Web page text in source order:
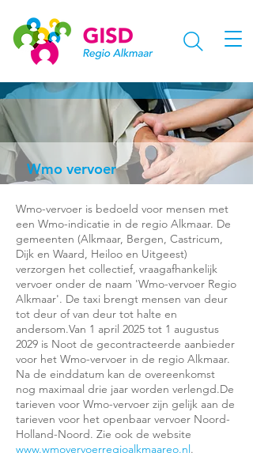
Wmo vervoer
Wmo-vervoer is bedoeld voor mensen met
een Wmo-indicatie in de regio Alkmaar. De
gemeenten (Alkmaar, Bergen, Castricum,
Dijk en Waard, Heiloo en Uitgeest)
verzorgen het collectief, vraagafhankelijk
vervoer onder de naam 'Wmo-vervoer Regio
Alkmaar'. De taxi brengt mensen van deur
tot deur of van deur tot halte en
andersom.Van 1 april 2025 tot 1 augustus
2029 is Noot de gecontracteerde aanbieder
voor het Wmo-vervoer in de regio Alkmaar.
Na de einddatum kan de overeenkomst
nog maximaal drie jaar worden verlengd.De
tarieven voor Wmo-vervoer zijn gelijk aan de
tarieven voor het openbaar vervoer Noord-
Holland-Noord. Zie ook de website
www.wmovervoerregioalkmaareo.nl.